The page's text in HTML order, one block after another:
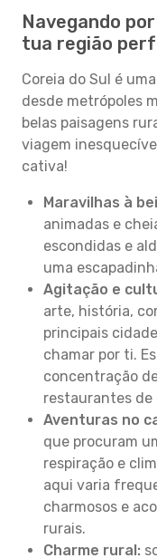
Navegando
tua região
Coreia do Sul é
desde metrópoles
belas paisagens
viagem
cativa!
Maravilhas à
animadas e
escondidas e
uma
Agitação e
arte, história,
principais
chamar por ti.
concentração
restaurantes de
Aventuras no
que procuram
respiração e
aqui varia
charmosos e
rurais.
Charme rural: